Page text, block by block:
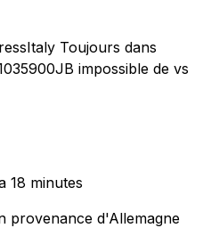
Toujours dans
impossible de vs
18 minutes
provenance d'Allemagne